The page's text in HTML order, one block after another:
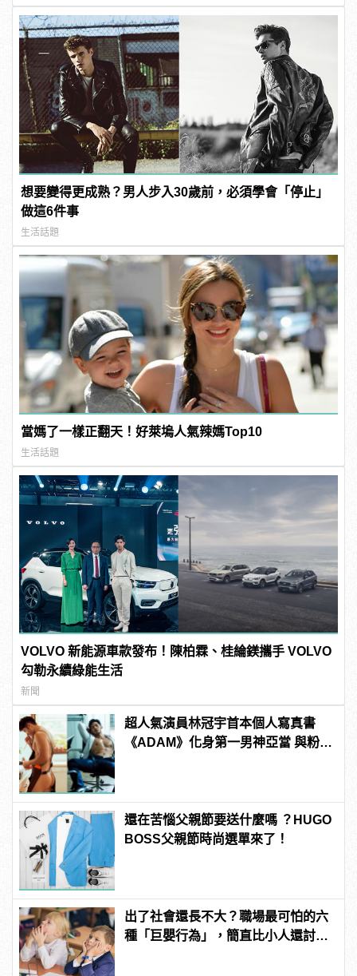
想要變得更成熟？男人步入30歲前，必須學會「停止」
做這6件事
生活話題
當媽了一樣正翻天！好萊塢人氣辣媽Top10
生活話題
VOLVO 新能源車款發布！陳柏霖、桂綸鎂攜手 VOLVO
勾勒永續綠能生活
新聞
超人氣演員林冠宇首本個人寫真書
《ADAM》化身第一男神亞當 與粉絲
還在苦惱父親節要送什麼嗎 ？HUGO
BOSS父親節時尚選單來了！
出了社會還長不大？職場最可怕的六
種「巨嬰行為」，簡直比小人還討